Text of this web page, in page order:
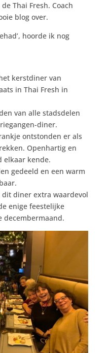
Thai Fresh. Coach
blog over.
hoorde ik nog
kerstdiner van
in Thai Fresh in
van alle stadsdelen
diner.
ontstonden er als
Openhartig en
elkaar kende.
gedeeld en een warm
dit diner extra waardevol
enige feestelijke
decembermaand.